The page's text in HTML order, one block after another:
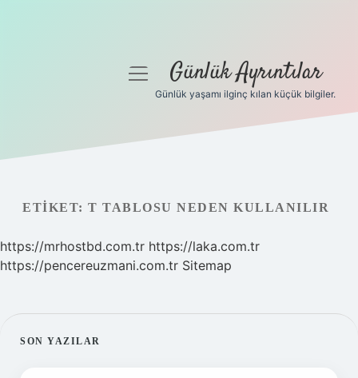
Gizlilik Politikası
menüyüGünlük Ayrıntılar
Günlük yaşamı ilginç kılan küçük bilgiler.
ETIKET: T TABLOSU NEDEN KULLANILIR
https://mrhostbd.com.tr https://laka.com.tr
https://pencereuzmani.com.tr Sitemap
SIDEBAR
SON YAZILAR